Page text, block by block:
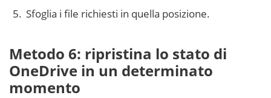
Sfoglia i file richiesti in quella posizione.
Metodo 6: ripristina lo stato di
OneDrive in un determinato
momento